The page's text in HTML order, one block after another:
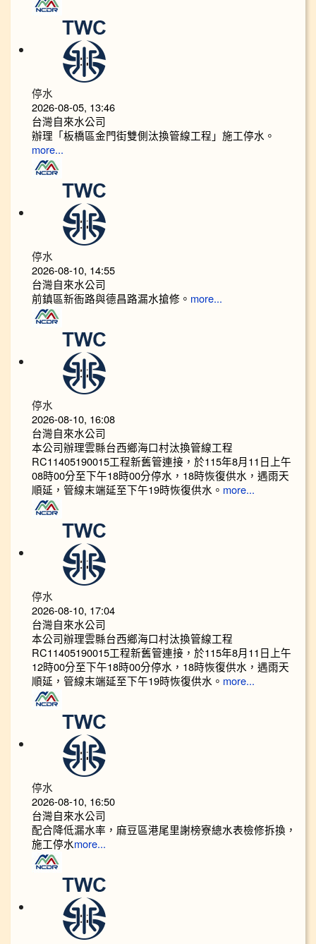
停水
2026-08-05, 13:46
台灣自來水公司
辦理「板橋區金門街雙側汰換管線工程」施工停水。
more...
停水
2026-08-10, 14:55
台灣自來水公司
前鎮區新衙路與德昌路漏水搶修。 more...
停水
2026-08-10, 16:08
台灣自來水公司
本公司辦理雲縣台西鄉海口村汰換管線工程
RC11405190015工程新舊管連接，於115年8月11日上午
08時00分至下午18時00分停水，18時恢復供水，遇雨天
順延，管線末端延至下午19時恢復供水。 more...
停水
2026-08-10, 17:04
台灣自來水公司
本公司辦理雲縣台西鄉海口村汰換管線工程
RC11405190015工程新舊管連接，於115年8月11日上午
12時00分至下午18時00分停水，18時恢復供水，遇雨天
順延，管線末端延至下午19時恢復供水。 more...
停水
2026-08-10, 16:50
台灣自來水公司
配合降低漏水率，麻豆區港尾里謝榜寮總水表檢修拆換，
施工停水more...